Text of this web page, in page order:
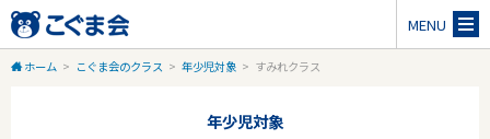
MENU
ホーム > こぐま会のクラス > 年少児対象 > すみれクラス
年少児対象